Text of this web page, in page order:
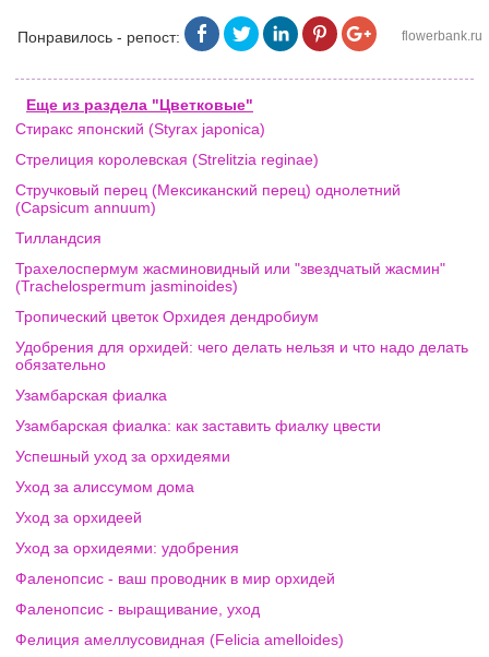
Понравилось - репост: flowerbank.ru
Еще из раздела "Цветковые"
Стиракс японский (Styrax japonica)
Стрелиция королевская (Strelitzia reginae)
Стручковый перец (Мексиканский перец) однолетний
(Capsicum annuum)
Тилландсия
Трахелоспермум жасминовидный или "звездчатый жасмин"
(Trachelospermum jasminoides)
Тропический цветок Орхидея дендробиум
Удобрения для орхидей: чего делать нельзя и что надо делать
обязательно
Узамбарская фиалка
Узамбарская фиалка: как заставить фиалку цвести
Успешный уход за орхидеями
Уход за алиссумом дома
Уход за орхидеей
Уход за орхидеями: удобрения
Фаленопсис - ваш проводник в мир орхидей
Фаленопсис - выращивание, уход
Фелиция амеллусовидная (Felicia amelloides)